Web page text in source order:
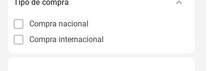
Tipo de compra
Compra nacional
Compra internacional